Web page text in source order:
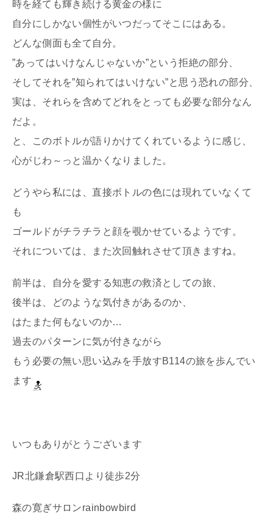
時を経ても輝き続ける黄金の様に
自分にしかない個性がいつだってそこにはある。
どんな側面も全て自分。
”あってはいけなんじゃないか”という拒絶の部分、
そしてそれを”知られてはいけない”と思う恐れの部分、
実は、それらを含めてどれをとっても必要な部分なん
だよ。
と、このボトルが語りかけてくれているように感じ、
心がじわ～っと温かくなりました。
どうやら私には、直接ボトルの色には現れていなくて
も
ゴールドがチラチラと顔を覗かせているようです。
それについては、また次回触れさせて頂きますね。
前半は、自分を愛する知恵の救済としての旅、
後半は、どのような気付きがあるのか、
はたまた何もないのか…
過去のパターンに気が付きながら
もう必要の無い思い込みを手放すB114の旅を歩んでい
ます
いつもありがとうございます
JR北鎌倉駅西口より徒歩2分
森の寛ぎサロンrainbowbird